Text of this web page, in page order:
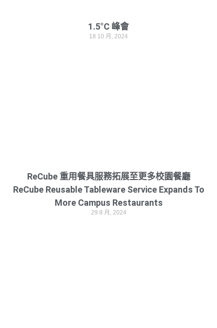
1.5°C 峰會
18 10 月, 2024
ReCube 重用餐具服務拓展至更多校園餐廳
ReCube Reusable Tableware Service Expands To
More Campus Restaurants
29 8 月, 2024